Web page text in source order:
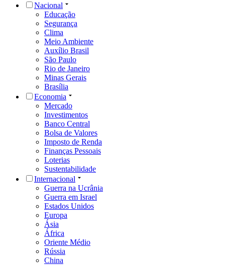
Nacional
Educação
Segurança
Clima
Meio Ambiente
Auxílio Brasil
São Paulo
Rio de Janeiro
Minas Gerais
Brasília
Economia
Mercado
Investimentos
Banco Central
Bolsa de Valores
Imposto de Renda
Finanças Pessoais
Loterias
Sustentabilidade
Internacional
Guerra na Ucrânia
Guerra em Israel
Estados Unidos
Europa
Ásia
África
Oriente Médio
Rússia
China